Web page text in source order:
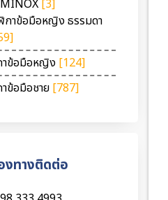
[3]
กาข้อมือหญิง ธรรมดา
ข้อมือหญิง [124]
ข้อมือชาย [787]
งทางติดต่อ